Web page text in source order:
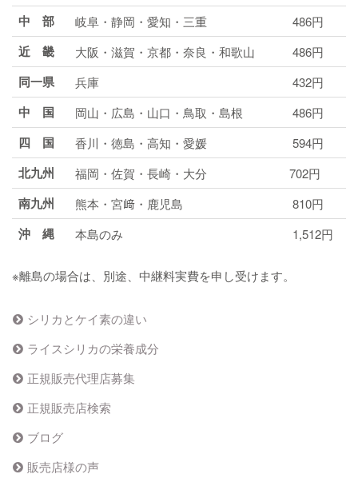
中 部 岐阜・静岡・愛知・三重 486円
近 畿 大阪・滋賀・京都・奈良・和歌山 486円
同一県 兵庫 432円
中 国 岡山・広島・山口・鳥取・島根 486円
四 国 香川・徳島・高知・愛媛 594円
北九州 福岡・佐賀・長崎・大分 702円
南九州 熊本・宮﨑・鹿児島 810円
沖 縄 本島のみ 1,512円
※離島の場合は、別途、中継料実費を申し受けます。
シリカとケイ素の違い
ライスシリカの栄養成分
正規販売代理店募集
正規販売店検索
ブログ
販売店様の声